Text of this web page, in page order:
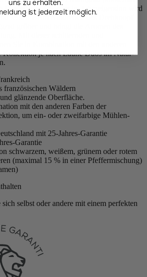
Drehen des Knopfes im Uhrzeigersinn wird
feiner. Beim Aufdrehen des Drehknopf
gröber und bringt die Aromen des
Mit dieser schillernden und
Sie in Kombination mit den anderen
Kollektion je nach Laune Duos im Natur-
französischen Wäldern
glänzende Oberfläche.
mit den anderen Farben der
um ein- oder zweifarbige Mühlen-
mit 25-Jahres-Garantie
Garantie
schwarzem, weißem, grünem oder rotem
(maximal 15 % in einer Pfeffermischung)
selbst oder andere mit einem perfekten
uns zu erhalten.
ist jederzeit möglich.